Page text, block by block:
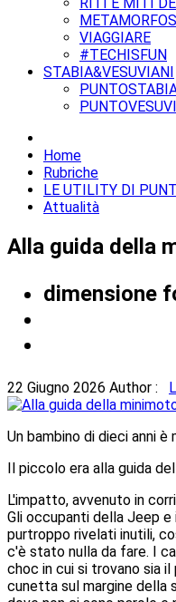
VIAGGIARE
#TECHISFUN
STABIA&VESUVIANI
Home
Rubriche
LE UTILITY DI
Attualità
Alla guida della
dimensione
22 Giugno 2026 Author :
Un bambino di dieci anni
Il piccolo era alla guida
L'impatto, avvenuto in
Gli occupanti della Jeep e
purtroppo rivelati inutili,
c'è stato nulla da fare. I
choc in cui si trovano sia
cunetta sul margine della